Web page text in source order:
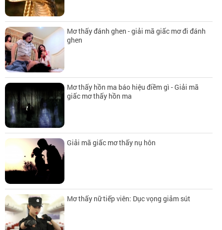
Mơ thấy đánh ghen - giải mã giấc mơ đi đánh
ghen
Mơ thấy hồn ma báo hiệu điềm gì - Giải mã
giấc mơ thấy hồn ma
Giải mã giấc mơ thấy nụ hôn
Mơ thấy nữ tiếp viên: Dục vọng giảm sút